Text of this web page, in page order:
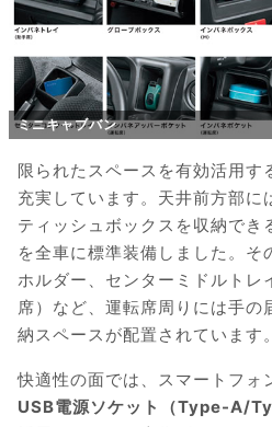
ミニキャブバン
限られたスペースを有効活用す
充実しています。天井前方部
ティッシュボックスを収納でき
を全車に標準装備しました。そ
ホルダー、センターミドルトレ
席）など、運転席周りには手の
納スペースが配置されています。
快適性の面では、スマートフォ
USB電源ソケット（Type-A/